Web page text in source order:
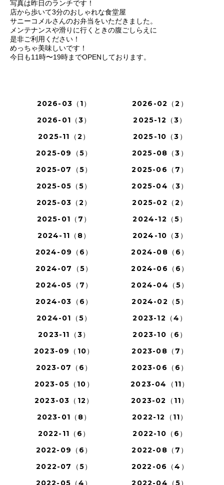
写真は昨日のランチです！
店から歩いて3分のおしゃれな食堂屋
サニーコメルさんのお弁当をいただきました。
メンテナンスや滑りに行くときの腹ごしらえに
是非ご利用ください！
めっちゃ美味しいです！
今日も11時〜19時までOPENしております。
2026-03（1）
2026-02（2）
2026-01（3）
2025-12（3）
2025-11（2）
2025-10（3）
2025-09（5）
2025-08（3）
2025-07（5）
2025-06（7）
2025-05（5）
2025-04（3）
2025-03（2）
2025-02（2）
2025-01（7）
2024-12（5）
2024-11（8）
2024-10（3）
2024-09（6）
2024-08（6）
2024-07（5）
2024-06（6）
2024-05（7）
2024-04（5）
2024-03（6）
2024-02（5）
2024-01（5）
2023-12（4）
2023-11（3）
2023-10（6）
2023-09（10）
2023-08（7）
2023-07（6）
2023-06（6）
2023-05（10）
2023-04（11）
2023-03（12）
2023-02（11）
2023-01（8）
2022-12（11）
2022-11（6）
2022-10（6）
2022-09（6）
2022-08（7）
2022-07（5）
2022-06（4）
2022-05（4）
2022-04（5）